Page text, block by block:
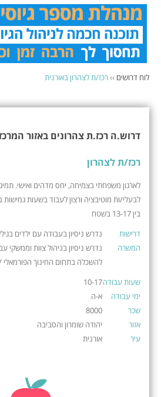
לוח דרושים ››רכז/ת לצהרון באורנית
דרוש.ה רכז.ת צהרונים באזור
רכז/ת לצהרון
לארגון משפחתי בצמיחה, יחס מדהים ואישי. תמיגה
לבעלי/ות מוטיבציה ורצון לעבוד בשעות גמישות
בין 13-17 בשטח
דרישות
המשרה
נדרש ניסיון בעבודה עם ילדים
נדרש ניסיון בניהול צוות וממשקי
להשכלה בתחום החינוך הפורמאלי
שעות עבודה10-17
ימי עבודה
א-ה
שכר
8000
אזור
יהודה שומרון והסביבה
עיר
אורנית